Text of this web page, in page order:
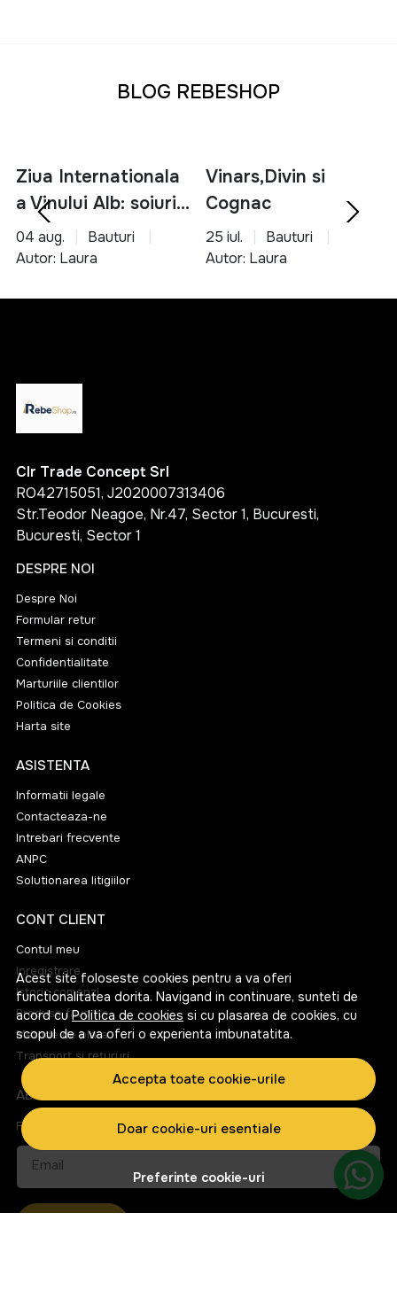
Acest site foloseste cookies pentru a va oferi
functionalitatea dorita. Navigand in continuare, sunteti de
acord cuPolitica de cookies si cu plasarea de cookies, cu
scopul de a va oferi o experienta imbunatatita.
Accepta toate cookie-urile
Doar cookie-uri esentiale
Preferinte cookie-uri
BLOG REBESHOP
Ziua Internationala
a Vinului Alb: soiuri,
servire si asocieri
culinare
04 aug.
Bauturi
Autor: Laura
Vinars,Divin si
Cognac
25 iul.
Bauturi
Autor: Laura
Clr Trade Concept Srl
RO42715051, J2020007313406
Str.Teodor Neagoe, Nr.47, Sector 1, Bucuresti,
Bucuresti, Sector 1
DESPRE NOI
Despre Noi
Formular retur
Termeni si conditii
Confidentialitate
Marturiile clientilor
Politica de Cookies
Harta site
ASISTENTA
Informatii legale
Contacteaza-ne
Intrebari frecvente
ANPC
Solutionarea litigiilor
CONT CLIENT
Contul meu
Inregistrare
Istoric comenzi
Produse favorite
Metode de plata
Transport si retururi
ABONEAZA-TE LA NEWSLETTER
Fii la curent cu toate promotiile si produsele noi din shop!
Email